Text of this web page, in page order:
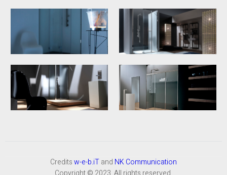
Creditsw-e-b.iTand NK Communication